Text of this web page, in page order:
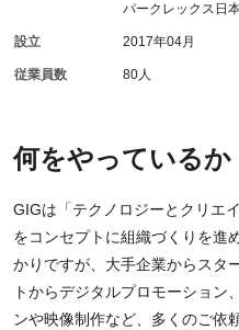
何をやっているか
GIGは「テクノロジーとクリエ
をコンセプトに組織づくりを進
かりですが、大手企業からスタ
トからデジタルプロモーション
ンや映像制作など、多くのご依
パークレックス日
設立 2017年04月
従業員数 80人